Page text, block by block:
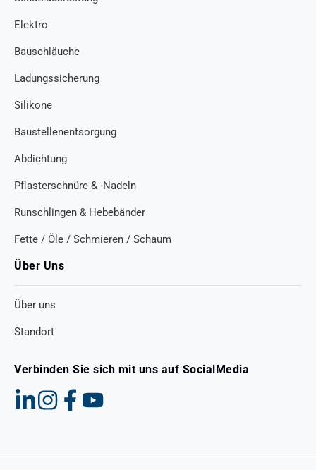
Elektro
Bauschläuche
Ladungssicherung
Silikone
Baustellenentsorgung
Abdichtung
Pflasterschnüre & -Nadeln
Runschlingen & Hebebänder
Fette / Öle / Schmieren / Schaum
Über Uns
Über uns
Standort
Verbinden Sie sich mit uns auf SocialMedia